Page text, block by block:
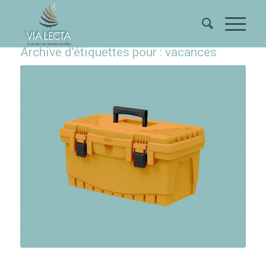
Archive d’étiquettes pour :vacances